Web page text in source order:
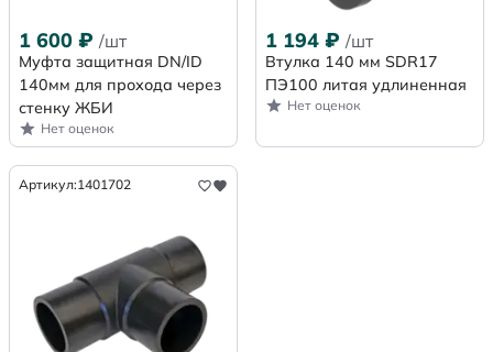
1 600 ₽ /шт
Муфта защитная DN/ID
140мм для прохода через
стенку ЖБИ
Нет оценок
1 194 ₽ /шт
Втулка 140 мм SDR17
ПЭ100 литая удлиненная
Нет оценок
Артикул:1401702